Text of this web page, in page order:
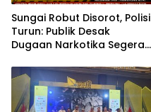
Sungai Robut Disorot, Polisi
Turun: Publik Desak
Dugaan Narkotika Segera